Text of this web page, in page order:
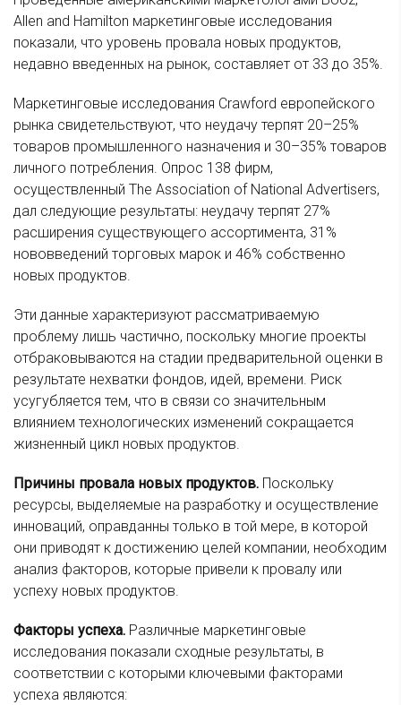
Allen and Hamilton маркетинговые исследования
показали, что уровень провала новых продуктов,
недавно введенных на рынок, составляет от 33 до 35%.
Маркетинговые исследования Crawford европейского
рынка свидетельствуют, что неудачу терпят 20–25%
товаров промышленного назначения и 30–35% товаров
личного потребления. Опрос 138 фирм,
осуществленный The Association of National Advertisers,
дал следующие результаты: неудачу терпят 27%
расширения существующего ассортимента, 31%
нововведений торговых марок и 46% собственно
новых продуктов.
Эти данные характеризуют рассматриваемую
проблему лишь частично, поскольку многие проекты
отбраковываются на стадии предварительной оценки в
результате нехватки фондов, идей, времени. Риск
усугубляется тем, что в связи со значительным
влиянием технологических изменений сокращается
жизненный цикл новых продуктов.
Причины провала новых продуктов. Поскольку
ресурсы, выделяемые на разработку и осуществление
инноваций, оправданны только в той мере, в которой
они приводят к достижению целей компании, необходим
анализ факторов, которые привели к провалу или
успеху новых продуктов.
Факторы успеха. Различные маркетинговые
исследования показали сходные результаты, в
соответствии с которыми ключевыми факторами
успеха являются: